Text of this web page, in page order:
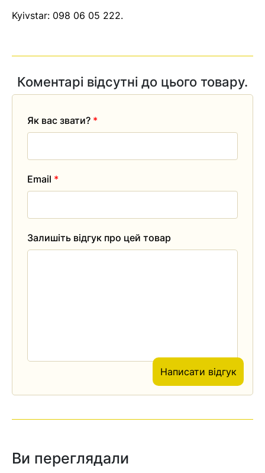
Kyivstar: 098 06 05 222.
Коментарі відсутні до цього товару.
Залишіть відгук про цей товар
Як вас звати? *
Email *
Написати відгук
Ви переглядали